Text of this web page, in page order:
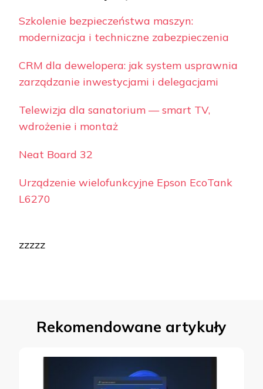
Szkolenie bezpieczeństwa maszyn:
modernizacja i techniczne zabezpieczenia
CRM dla dewelopera: jak system usprawnia
zarządzanie inwestycjami i delegacjami
Telewizja dla sanatorium — smart TV,
wdrożenie i montaż
Neat Board 32
Urządzenie wielofunkcyjne Epson EcoTank
L6270
zzzzz
Rekomendowane artykuły